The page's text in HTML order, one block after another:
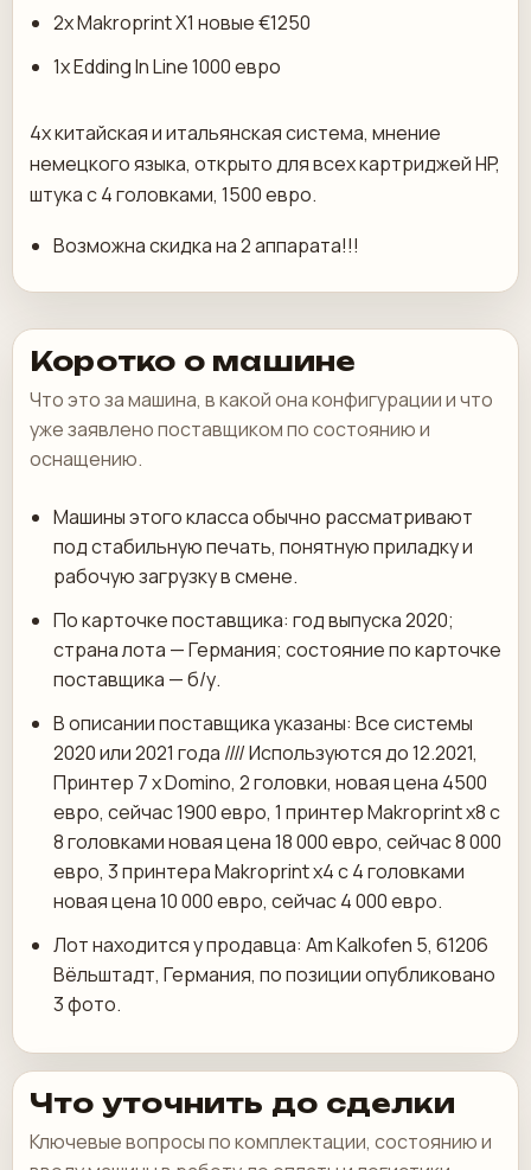
2x Makroprint X1 новые €1250
1x Edding In Line 1000 евро
4x китайская и итальянская система, мнение
немецкого языка, открыто для всех картриджей HP,
штука с 4 головками, 1500 евро.
Возможна скидка на 2 аппарата!!!
Коротко о машине
Что это за машина, в какой она конфигурации и что
уже заявлено поставщиком по состоянию и
оснащению.
Машины этого класса обычно рассматривают
под стабильную печать, понятную приладку и
рабочую загрузку в смене.
По карточке поставщика: год выпуска 2020;
страна лота — Германия; состояние по карточке
поставщика — б/у.
В описании поставщика указаны: Все системы
2020 или 2021 года //// Используются до 12.2021,
Принтер 7 x Domino, 2 головки, новая цена 4500
евро, сейчас 1900 евро, 1 принтер Makroprint x8 с
8 головками новая цена 18 000 евро, сейчас 8 000
евро, 3 принтера Makroprint x4 с 4 головками
новая цена 10 000 евро, сейчас 4 000 евро.
Лот находится у продавца: Am Kalkofen 5, 61206
Вёльштадт, Германия, по позиции опубликовано
3 фото.
Что уточнить до сделки
Ключевые вопросы по комплектации, состоянию и